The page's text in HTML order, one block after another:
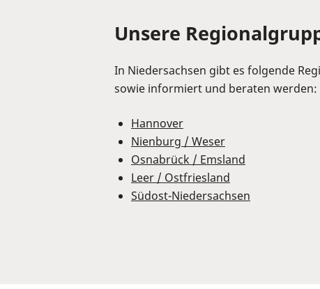
Unsere
In Niedersachsen gibt es folgende
sowie informiert und beraten werden:
Hannover
Nienburg / Weser
Osnabrück / Emsland
Leer / Ostfriesland
Südost-Niedersachsen